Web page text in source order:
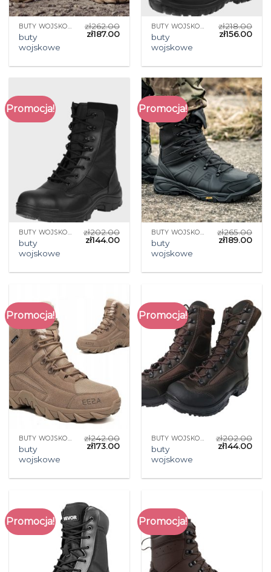
BUTY WOJSKOWE
buty
wojskowe
zł262.00
zł187.00
BUTY WOJSKOWE
buty
wojskowe
zł218.00
zł156.00
Promocja!
BUTY WOJSKOWE
buty
wojskowe
zł202.00
zł144.00
Promocja!
BUTY WOJSKOWE
buty
wojskowe
zł265.00
zł189.00
Promocja!
BUTY WOJSKOWE
buty
wojskowe
zł242.00
zł173.00
Promocja!
BUTY WOJSKOWE
buty
wojskowe
zł202.00
zł144.00
Promocja! Promocja!